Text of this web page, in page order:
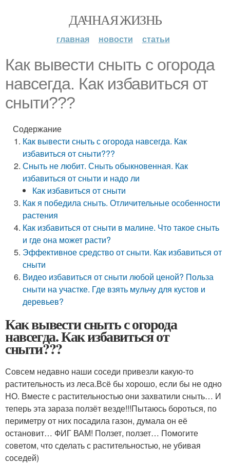
ДАЧНАЯ ЖИЗНЬ
главная новости статьи
Как вывести сныть с огорода
навсегда. Как избавиться от
сныти???
Содержание
Как вывести сныть с огорода навсегда. Как
избавиться от сныти???
Сныть не любит. Сныть обыкновенная. Как
избавиться от сныти и надо ли
Как избавиться от сныти
Как я победила сныть. Отличительные особенности
растения
Как избавиться от сныти в малине. Что такое сныть
и где она может расти?
Эффективное средство от сныти. Как избавиться от
сныти
Видео избавиться от сныти любой ценой? Польза
сныти на участке. Где взять мульчу для кустов и
деревьев?
Как вывести сныть с огорода
навсегда. Как избавиться от
сныти???
Совсем недавно наши соседи привезли какую-то
растительность из леса.Всё бы хорошо, если бы не одно
НО. Вместе с растительностью они захватили сныть… И
теперь эта зараза ползёт везде!!!Пытаюсь бороться, по
периметру от них посадила газон, думала он её
остановит… ФИГ ВАМ! Ползет, ползет… Помогите
советом, что сделать с растительностью, не убивая
соседей)